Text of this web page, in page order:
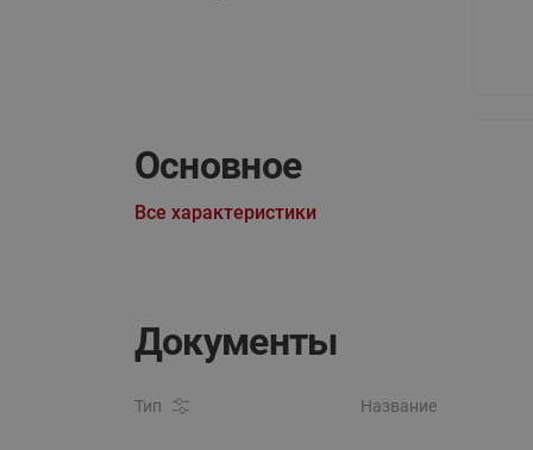
Основное
Все характеристики
Документы
Тип Название